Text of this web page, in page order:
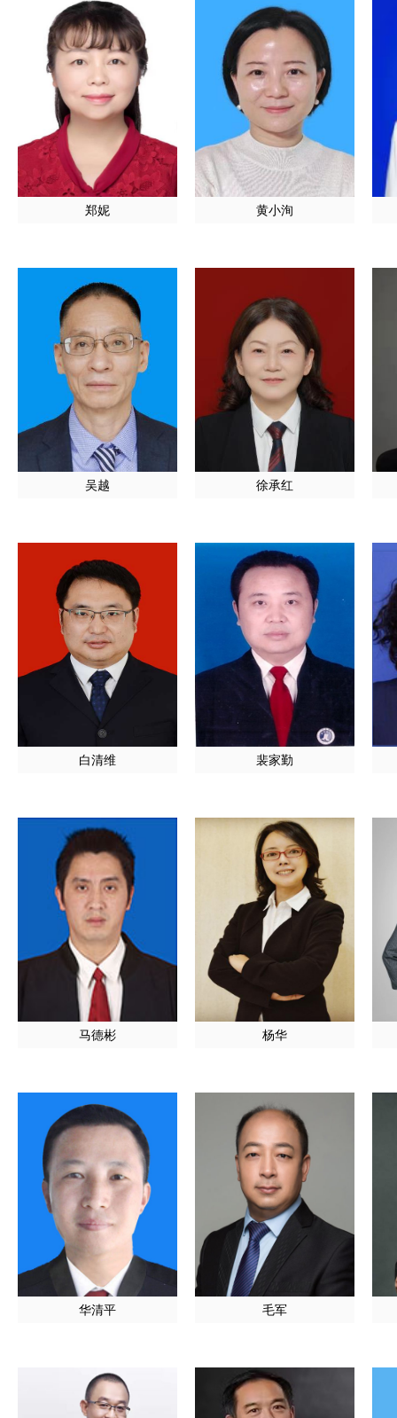
郑妮 黄小洵
吴越 徐承红
白清维 裴家勤
马德彬 杨华
华清平 毛军